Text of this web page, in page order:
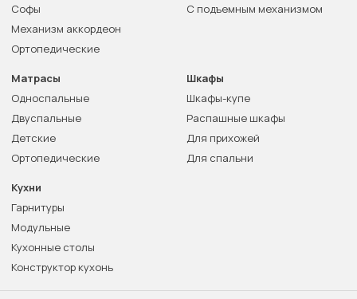
Софы
Механизм аккордеон
Ортопедические
С подъемным механизмом
Матрасы
Односпальные
Двуспальные
Детские
Ортопедические
Шкафы
Шкафы-купе
Распашные шкафы
Для прихожей
Для спальни
Кухни
Гарнитуры
Модульные
Кухонные столы
Конструктор кухонь